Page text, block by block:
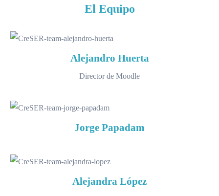
El Equipo
Alejandro Huerta
Director de Moodle
Jorge Papadam
Alejandra López